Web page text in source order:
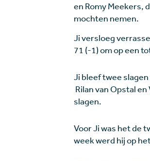
en Romy Meekers,
mochten nemen.
Ji versloeg
71 (-1) om op een
Ji bleef twee
Rilan van Opstal
slagen.
Voor Ji was het de
week werd hij op